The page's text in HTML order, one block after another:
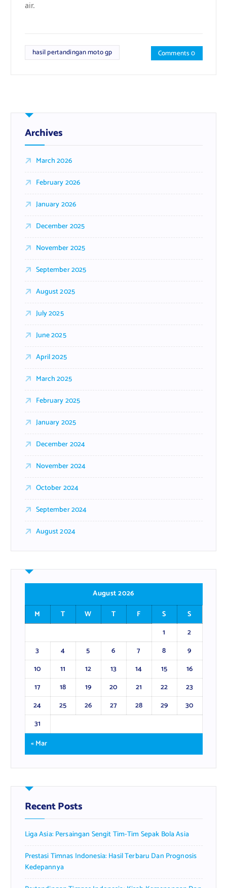
air.
hasil pertandingan moto gp Comments 0
Archives
March 2026
February 2026
January 2026
December 2025
November 2025
September 2025
August 2025
July 2025
June 2025
April 2025
March 2025
February 2025
January 2025
December 2024
November 2024
October 2024
September 2024
August 2024
August 2026
M
T W T F S
S
1
2
3
4 5 6 7 8
9
10
11 12 13 14 15
16
17
18 19 20 21 22
23
24
25 26 27 28 29
30
31
« Mar
Recent Posts
Liga Asia: Persaingan Sengit Tim-Tim Sepak Bola Asia
Prestasi Timnas Indonesia: Hasil Terbaru Dan Prognosis
Kedepannya